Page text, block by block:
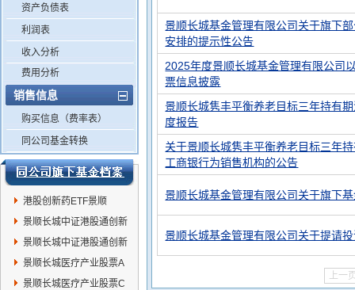
资产负债表
利润表
收入分析
费用分析
销售信息
购买信息（费率表）
同公司基金转换
港股创新药ETF景顺
景顺长城中证港股通创新
药ETF联接C
景顺长城中证港股通创新
药ETF联接A
景顺长城医疗产业股票A
景顺长城医疗产业股票C
景顺长城基金管理有限公司关于旗下
安排的提示性公告
2025年度景顺长城基金管理有限公司
票信息披露
景顺长城隽丰平衡养老目标三年持有
度报告
关于景顺长城隽丰平衡养老目标三年
工商银行为销售机构的公告
景顺长城基金管理有限公司关于旗下
景顺长城基金管理有限公司关于提请
上一